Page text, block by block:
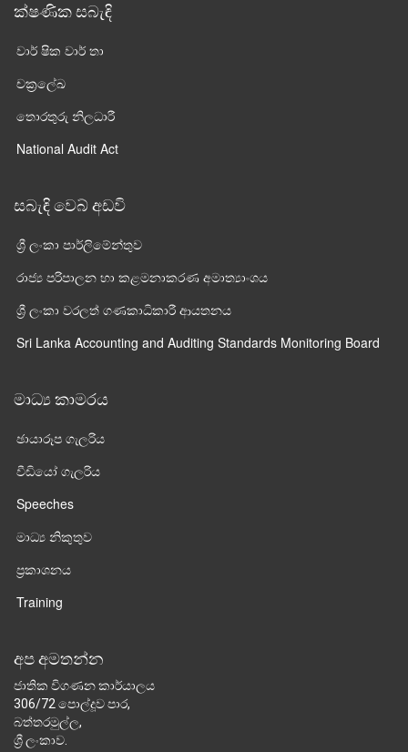
ක්ෂණික සබැඳි
වාර් ෂික වාර් තා
චක්‍රලේඛ
තොරතුරු නිලධාරී
National Audit Act
සබැඳි වෙබ් අඩවි
ශ්‍රී ලංකා පාර්ලි‌මේන්තුව
රාජ්‍ය පරිපාලන හා කළමනාකරණ අමාත්‍යාංශය
ශ්‍රී ලංකා වරලත් ගණකාධිකාරී ආයතනය
Sri Lanka Accounting and Auditing Standards Monitoring Board
මාධ්‍ය කාමරය
ඡායාරූප ගැලරිය
වීඩියෝ ගැලරිය
Speeches
මාධ්‍ය නිකුතුව
ප්‍රකාශනය
Training
අප අමතන්න
ජාතික විගණන කාර්යාලය
306/72 පොල්දූව පාර,
බත්තරමුල්ල,
ශ්‍රී ලංකාව.